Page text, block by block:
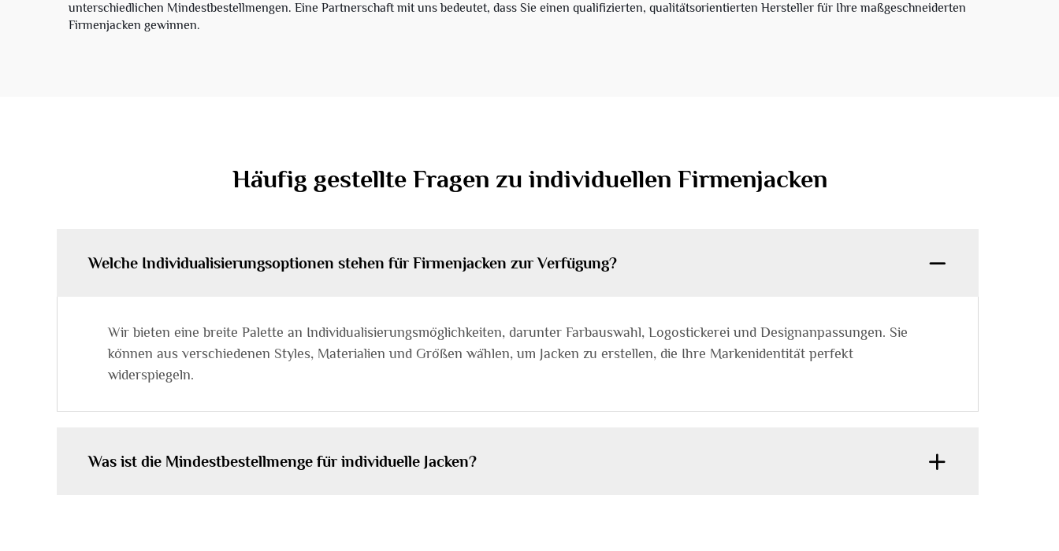
unterschiedlichen Mindestbestellmengen. Eine Partnerschaft mit uns bedeutet, dass Sie einen qualifizierten, qualitätsorientierten Hersteller für Ihre maßgeschneiderten
Firmenjacken gewinnen.
Häufig gestellte Fragen zu individuellen Firmenjacken
Welche Individualisierungsoptionen stehen für Firmenjacken zur Verfügung?
Wir bieten eine breite Palette an Individualisierungsmöglichkeiten, darunter Farbauswahl, Logostickerei und Designanpassungen. Sie
können aus verschiedenen Styles, Materialien und Größen wählen, um Jacken zu erstellen, die Ihre Markenidentität perfekt
widerspiegeln.
Was ist die Mindestbestellmenge für individuelle Jacken?